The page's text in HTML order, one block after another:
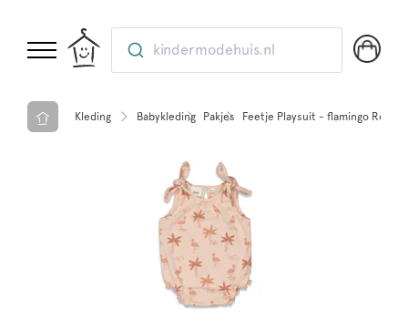
kindermodehuis.nl
Kleding Babykleding Pakjes Feetje Playsuit - flamingo Roze